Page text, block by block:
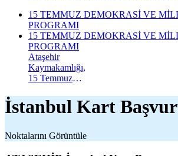
kapsamında çocuklar hem yeni
keyifli bir yaz dönemi geçirecek.
15 TEMMUZ DEMOKRASİ VE
PROGRAMI
15 TEMMUZ DEMOKRASİ VE
PROGRAMI
Ataşehir
Kaymakamlığı,
15 Temmuz
Millî Birlik
Günü
düzenlenecek
anma
programının
İstanbul Kart
Noktalarını Görüntüle